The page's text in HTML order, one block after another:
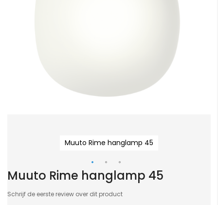
Muuto Rime hanglamp 45
Ga
het
Muuto Rime hanglamp 45
Schrijf de eerste review over dit product